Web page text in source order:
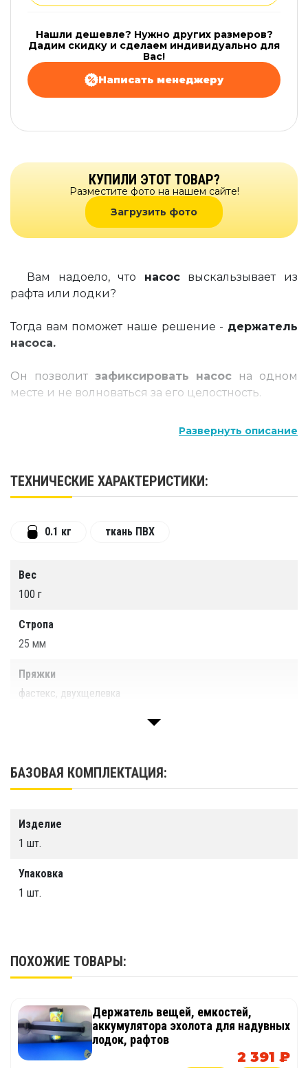
Нашли дешевле? Нужно других размеров?
Дадим скидку и сделаем индивидуально для
Вас!
Написать менеджеру
КУПИЛИ ЭТОТ ТОВАР?
Разместите фото на нашем сайте!
Загрузить фото
Вам надоело, что насосвыскальзывает из
рафта или лодки?
Тогда вам поможет наше решение - держатель
насоса.
Он позволит зафиксировать насос на одном
месте и не волноваться за его целостность.
будет надежно держаться и на волнах, и
Повышенная прочность и термостойкость
продукции достигается за счёт использования
Развернуть описание
ТЕХНИЧЕСКИЕ ХАРАКТЕРИСТИКИ:
0.1 кг ткань ПВХ
Вес
100 г
Стропа
25 мм
Пряжки
фастекс, двухщелевка
Срок службы
Более 10 лет
Производство
ООО "Тайм Триал"
БАЗОВАЯ КОМПЛЕКТАЦИЯ:
Изделие
1 шт.
Упаковка
1 шт.
ПОХОЖИЕ ТОВАРЫ:
Держатель вещей, емкостей,
аккумулятора эхолота для надувных
лодок, рафтов
2 391 ₽